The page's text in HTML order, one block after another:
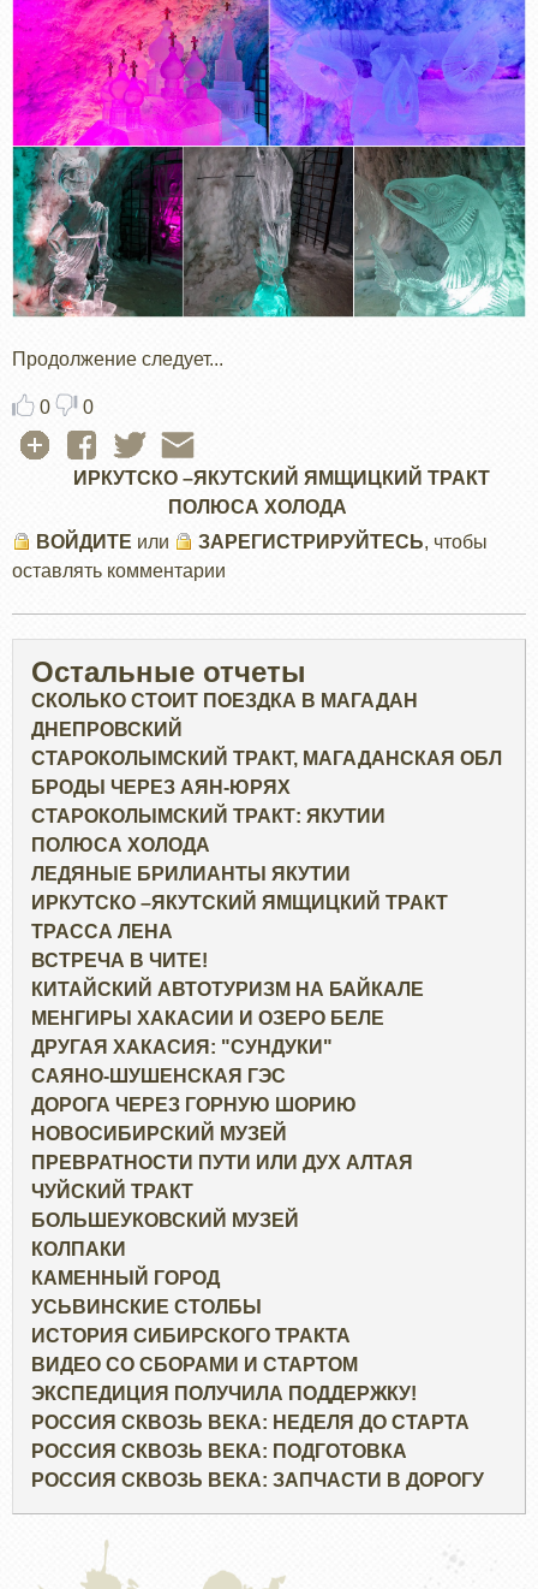
Продолжение следует...
0 0
ИРКУТСКО –ЯКУТСКИЙ ЯМЩИЦКИЙ ТРАКТ
ПОЛЮСА ХОЛОДА
ВОЙДИТЕ или ЗАРЕГИСТРИРУЙТЕСЬ, чтобы
оставлять комментарии
Остальные отчеты
СКОЛЬКО СТОИТ ПОЕЗДКА В МАГАДАН
ДНЕПРОВСКИЙ
СТАРОКОЛЫМСКИЙ ТРАКТ, МАГАДАНСКАЯ ОБЛ
БРОДЫ ЧЕРЕЗ АЯН-ЮРЯХ
СТАРОКОЛЫМСКИЙ ТРАКТ: ЯКУТИИ
ПОЛЮСА ХОЛОДА
ЛЕДЯНЫЕ БРИЛИАНТЫ ЯКУТИИ
ИРКУТСКО –ЯКУТСКИЙ ЯМЩИЦКИЙ ТРАКТ
ТРАССА ЛЕНА
ВСТРЕЧА В ЧИТЕ!
КИТАЙСКИЙ АВТОТУРИЗМ НА БАЙКАЛЕ
МЕНГИРЫ ХАКАСИИ И ОЗЕРО БЕЛЕ
ДРУГАЯ ХАКАСИЯ: "СУНДУКИ"
САЯНО-ШУШЕНСКАЯ ГЭС
ДОРОГА ЧЕРЕЗ ГОРНУЮ ШОРИЮ
НОВОСИБИРСКИЙ МУЗЕЙ
ПРЕВРАТНОСТИ ПУТИ ИЛИ ДУХ АЛТАЯ
ЧУЙСКИЙ ТРАКТ
БОЛЬШЕУКОВСКИЙ МУЗЕЙ
КОЛПАКИ
КАМЕННЫЙ ГОРОД
УСЬВИНСКИЕ СТОЛБЫ
ИСТОРИЯ СИБИРСКОГО ТРАКТА
ВИДЕО СО СБОРАМИ И СТАРТОМ
ЭКСПЕДИЦИЯ ПОЛУЧИЛА ПОДДЕРЖКУ!
РОССИЯ СКВОЗЬ ВЕКА: НЕДЕЛЯ ДО СТАРТА
РОССИЯ СКВОЗЬ ВЕКА: ПОДГОТОВКА
РОССИЯ СКВОЗЬ ВЕКА: ЗАПЧАСТИ В ДОРОГУ